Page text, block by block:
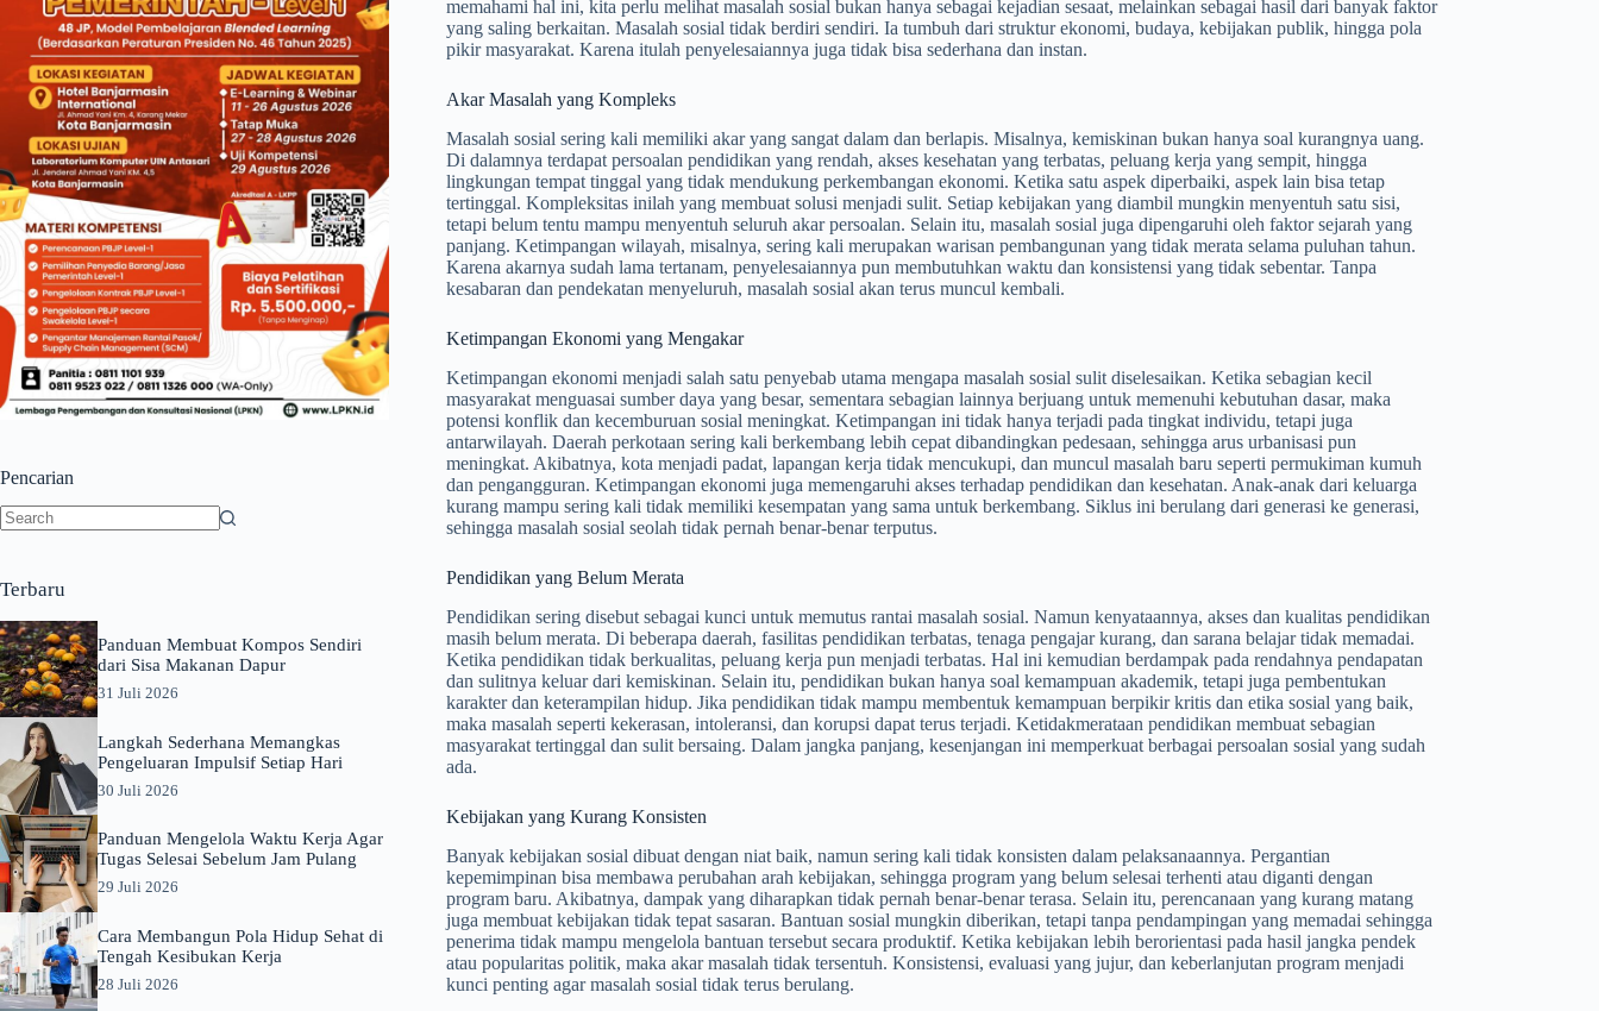
memahami hal ini, kita perlu melihat masalah sosial bukan hanya sebagai kejadian sesaat, melainkan sebagai hasil dari banyak faktor
yang saling berkaitan. Masalah sosial tidak berdiri sendiri. Ia tumbuh dari struktur ekonomi, budaya, kebijakan publik, hingga pola
pikir masyarakat. Karena itulah penyelesaiannya juga tidak bisa sederhana dan instan.
Akar Masalah yang Kompleks
Masalah sosial sering kali memiliki akar yang sangat dalam dan berlapis. Misalnya, kemiskinan bukan hanya soal kurangnya uang.
Di dalamnya terdapat persoalan pendidikan yang rendah, akses kesehatan yang terbatas, peluang kerja yang sempit, hingga
lingkungan tempat tinggal yang tidak mendukung perkembangan ekonomi. Ketika satu aspek diperbaiki, aspek lain bisa tetap
tertinggal. Kompleksitas inilah yang membuat solusi menjadi sulit. Setiap kebijakan yang diambil mungkin menyentuh satu sisi,
tetapi belum tentu mampu menyentuh seluruh akar persoalan. Selain itu, masalah sosial juga dipengaruhi oleh faktor sejarah yang
panjang. Ketimpangan wilayah, misalnya, sering kali merupakan warisan pembangunan yang tidak merata selama puluhan tahun.
Karena akarnya sudah lama tertanam, penyelesaiannya pun membutuhkan waktu dan konsistensi yang tidak sebentar. Tanpa
kesabaran dan pendekatan menyeluruh, masalah sosial akan terus muncul kembali.
Ketimpangan Ekonomi yang Mengakar
Ketimpangan ekonomi menjadi salah satu penyebab utama mengapa masalah sosial sulit diselesaikan. Ketika sebagian kecil
masyarakat menguasai sumber daya yang besar, sementara sebagian lainnya berjuang untuk memenuhi kebutuhan dasar, maka
potensi konflik dan kecemburuan sosial meningkat. Ketimpangan ini tidak hanya terjadi pada tingkat individu, tetapi juga
antarwilayah. Daerah perkotaan sering kali berkembang lebih cepat dibandingkan pedesaan, sehingga arus urbanisasi pun
meningkat. Akibatnya, kota menjadi padat, lapangan kerja tidak mencukupi, dan muncul masalah baru seperti permukiman kumuh
dan pengangguran. Ketimpangan ekonomi juga memengaruhi akses terhadap pendidikan dan kesehatan. Anak-anak dari keluarga
kurang mampu sering kali tidak memiliki kesempatan yang sama untuk berkembang. Siklus ini berulang dari generasi ke generasi,
sehingga masalah sosial seolah tidak pernah benar-benar terputus.
Pendidikan yang Belum Merata
Pendidikan sering disebut sebagai kunci untuk memutus rantai masalah sosial. Namun kenyataannya, akses dan kualitas pendidikan
masih belum merata. Di beberapa daerah, fasilitas pendidikan terbatas, tenaga pengajar kurang, dan sarana belajar tidak memadai.
Ketika pendidikan tidak berkualitas, peluang kerja pun menjadi terbatas. Hal ini kemudian berdampak pada rendahnya pendapatan
dan sulitnya keluar dari kemiskinan. Selain itu, pendidikan bukan hanya soal kemampuan akademik, tetapi juga pembentukan
karakter dan keterampilan hidup. Jika pendidikan tidak mampu membentuk kemampuan berpikir kritis dan etika sosial yang baik,
maka masalah seperti kekerasan, intoleransi, dan korupsi dapat terus terjadi. Ketidakmerataan pendidikan membuat sebagian
masyarakat tertinggal dan sulit bersaing. Dalam jangka panjang, kesenjangan ini memperkuat berbagai persoalan sosial yang sudah
ada.
Kebijakan yang Kurang Konsisten
Banyak kebijakan sosial dibuat dengan niat baik, namun sering kali tidak konsisten dalam pelaksanaannya. Pergantian
kepemimpinan bisa membawa perubahan arah kebijakan, sehingga program yang belum selesai terhenti atau diganti dengan
program baru. Akibatnya, dampak yang diharapkan tidak pernah benar-benar terasa. Selain itu, perencanaan yang kurang matang
juga membuat kebijakan tidak tepat sasaran. Bantuan sosial mungkin diberikan, tetapi tanpa pendampingan yang memadai sehingga
penerima tidak mampu mengelola bantuan tersebut secara produktif. Ketika kebijakan lebih berorientasi pada hasil jangka pendek
atau popularitas politik, maka akar masalah tidak tersentuh. Konsistensi, evaluasi yang jujur, dan keberlanjutan program menjadi
kunci penting agar masalah sosial tidak terus berulang.
Pencarian
Terbaru
Panduan Membuat Kompos Sendiri
dari Sisa Makanan Dapur
31 Juli 2026
Langkah Sederhana Memangkas
Pengeluaran Impulsif Setiap Hari
30 Juli 2026
Panduan Mengelola Waktu Kerja Agar
Tugas Selesai Sebelum Jam Pulang
29 Juli 2026
Cara Membangun Pola Hidup Sehat di
Tengah Kesibukan Kerja
28 Juli 2026